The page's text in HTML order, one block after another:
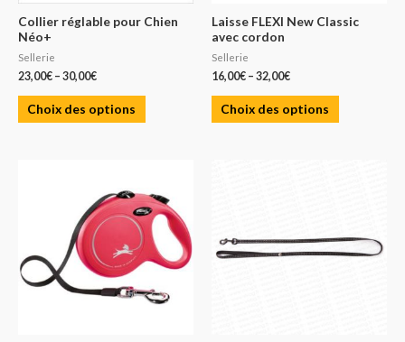
Collier réglable pour Chien
Néo+
Sellerie
23,00€ – 30,00€
Choix des options
Laisse FLEXI New Classic
avec cordon
Sellerie
16,00€ – 32,00€
Choix des options